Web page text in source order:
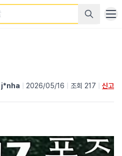
j*nha 2026/05/16 조회 217 신고